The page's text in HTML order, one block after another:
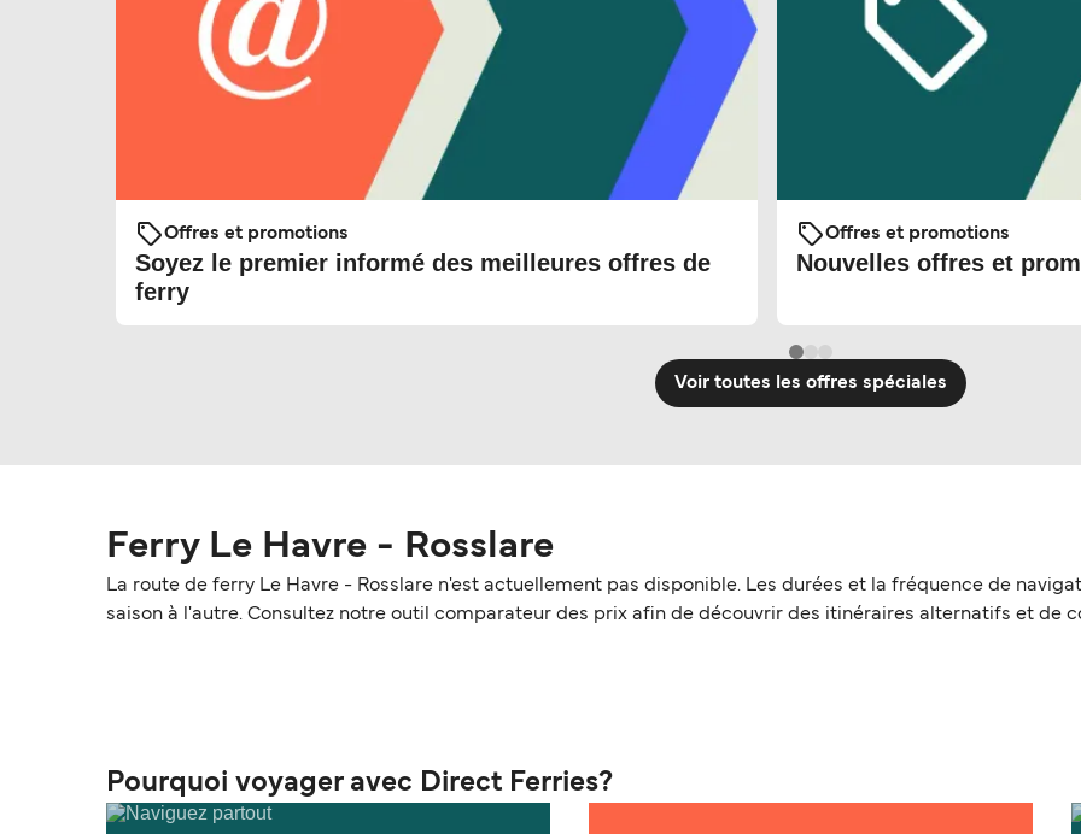
Offres et promotions
Soyez le premier informé des meilleures offres de
ferry
Offres et promotions
Nouvelles offres et
Voir toutes les offres spéciales
Ferry Le Havre - Rosslare
La route de ferry Le Havre - Rosslare n'est actuellement pas disponible. Les durées et la fréquence de
saison à l'autre. Consultez notre outil comparateur des prix afin de découvrir des itinéraires alternatifs et de
Pourquoi voyager avec Direct Ferries?